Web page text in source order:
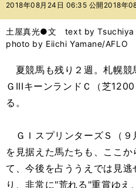
バ
2018年08月24日 06:35 公開 2018年
土屋真光●文 text by Tsuchiya
photo by Eiichi Yamane/AFLO
夏競馬も残り２週。札幌競
ＧIIIキーンランドＣ（芝
る。
ＧＩスプリンターズＳ（９
を見据えた馬たちも、ここ
て、今後を占ううえでは見
り、非常に"荒れる"重賞ゆえ